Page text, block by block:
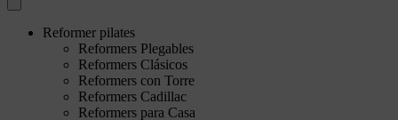
Reformer pilates
Reformers Plegables
Reformers Clásicos
Reformers con Torre
Reformers Cadillac
Reformers para Casa